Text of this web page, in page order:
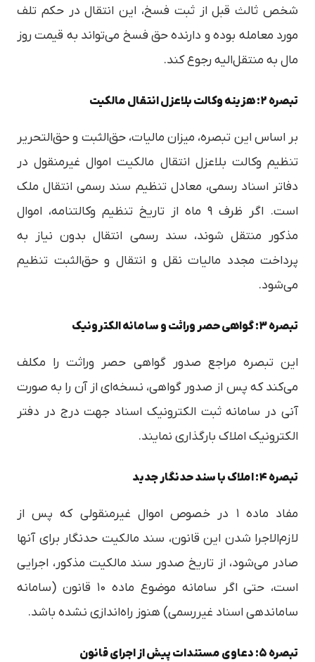
شخص ثالث قبل از ثبت فسخ، این انتقال در حکم تلف
مورد معامله بوده و دارنده حق فسخ می‌تواند به قیمت روز
مال به منتقل‌الیه رجوع کند.
تبصره ۲: هزینه وکالت بلاعزل انتقال مالکیت
بر اساس این تبصره، میزان مالیات، حق‌الثبت و حق‌التحریر
تنظیم وکالت بلاعزل انتقال مالکیت اموال غیرمنقول در
دفاتر اسناد رسمی، معادل تنظیم سند رسمی انتقال ملک
است. اگر ظرف ۹ ماه از تاریخ تنظیم وکالتنامه، اموال
مذکور منتقل شوند، سند رسمی انتقال بدون نیاز به
پرداخت مجدد مالیات نقل و انتقال و حق‌الثبت تنظیم
می‌شود.
تبصره ۳: گواهی حصر وراثت و سامانه الکترونیک
این تبصره مراجع صدور گواهی حصر وراثت را مکلف
می‌کند که پس از صدور گواهی، نسخه‌ای از آن را به صورت
آنی در سامانه ثبت الکترونیک اسناد جهت درج در دفتر
الکترونیک املاک بارگذاری نمایند.
تبصره ۴: املاک با سند حدنگار جدید
مفاد ماده ۱ در خصوص اموال غیرمنقولی که پس از
لازم‌الاجرا شدن این قانون، سند مالکیت حدنگار برای آنها
صادر می‌شود، از تاریخ صدور سند مالکیت مذکور، اجرایی
است، حتی اگر سامانه موضوع ماده ۱۰ قانون (سامانه
ساماندهی اسناد غیررسمی) هنوز راه‌اندازی نشده باشد.
تبصره ۵: دعاوی مستندات پیش از اجرای قانون